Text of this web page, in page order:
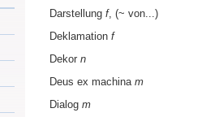
Darstellung f, (~ von...)
Deklamation f
Dekor n
Deus ex machina m
Dialog m